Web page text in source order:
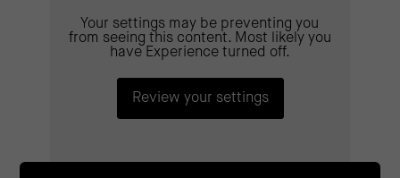
Your settings may be preventing you
from seeing this content. Most likely you
have Experience turned off.
Review your settings